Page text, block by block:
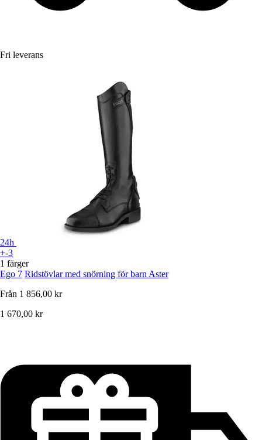
Fri leverans
24h
+-3
1 färger
Ego 7 Ridstövlar med snörning för barn Aster
Från 1 856,00 kr
1 670,00 kr